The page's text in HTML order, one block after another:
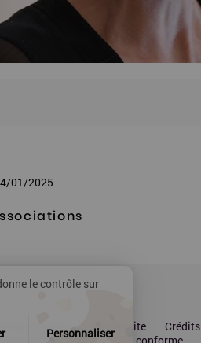
01/2025
légales Plan du site
Crédits
: partiellement conforme
le contrôle sur
Personnaliser